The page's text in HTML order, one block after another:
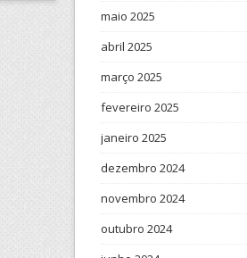
maio 2025
abril 2025
março 2025
fevereiro 2025
janeiro 2025
dezembro 2024
novembro 2024
outubro 2024